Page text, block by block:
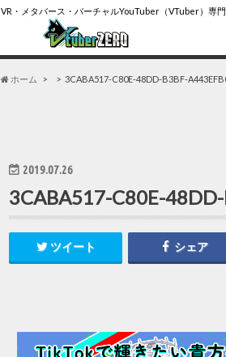
VR・メタバース・バーチャルYouTuber（VTuber）専
ホーム 3CABA517-C80E-48DD-B3BF-
2019.07.26
3CABA517-C80E-
ツイート シェア